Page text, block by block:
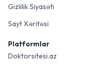
Gizlilik Siyasəti
Sayt Xəritəsi
Platformlar
Doktorsitesi.az